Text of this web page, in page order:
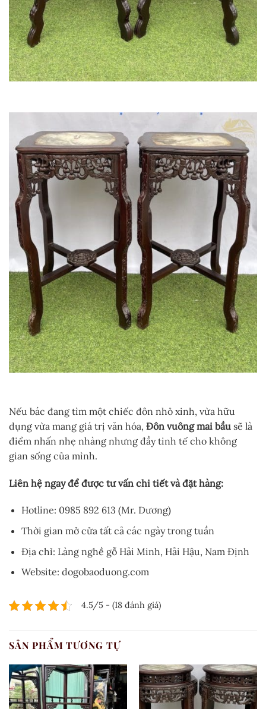
Nếu bác đang tìm một chiếc đôn nhỏ xinh, vừa hữu
dụng vừa mang giá trị văn hóa, Đôn vuông mai bầu sẽ là
điểm nhấn nhẹ nhàng nhưng đầy tinh tế cho không
gian sống của mình.
Liên hệ ngay để được tư vấn chi tiết và đặt hàng:
Hotline: 0985 892 613 (Mr. Dương)
Thời gian mở cửa tất cả các ngày trong tuần
Địa chỉ: Làng nghề gỗ Hải Minh, Hải Hậu, Nam Định
Website: dogobaoduong.com
4.5/5 - (18 đánh giá)
SẢN PHẨM TƯƠNG TỰ